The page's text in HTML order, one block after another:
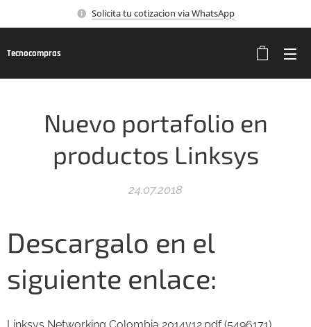
Solicita tu cotizacion via WhatsApp
Tecnocompras
Nuevo portafolio en
productos Linksys
24.07.2018
Descargalo en el
siguiente enlace: